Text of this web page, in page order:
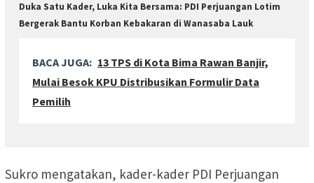
Duka Satu Kader, Luka Kita Bersama: PDI Perjuangan Lotim
Bergerak Bantu Korban Kebakaran di Wanasaba Lauk
BACA JUGA: 13 TPS di Kota Bima Rawan Banjir,
Mulai Besok KPU Distribusikan Formulir Data
Pemilih
Sukro mengatakan, kader-kader PDI Perjuangan